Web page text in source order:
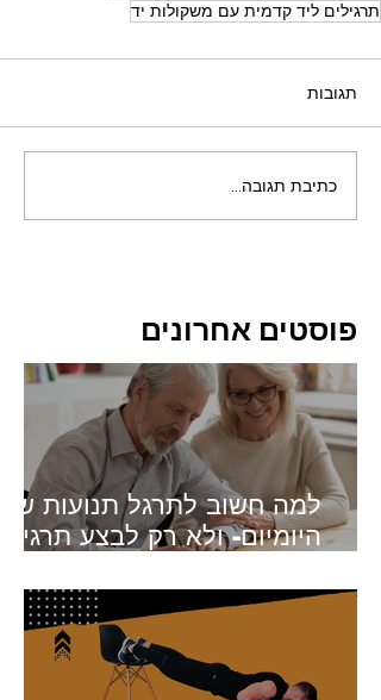
תרגילים ליד קדמית עם משקולות יד
תגובות
כתיבת תגובה...
פוסטים אחרונים
למה חשוב לתרגל תנועות של
היומיום- ולא רק לבצע תרגילי